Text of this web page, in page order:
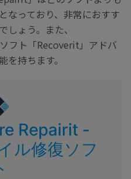
なっており、非常におすす
ょう。また、
フト「Recoverit」アドバ
を持ちます。
Repairit -
ル修復ソフ